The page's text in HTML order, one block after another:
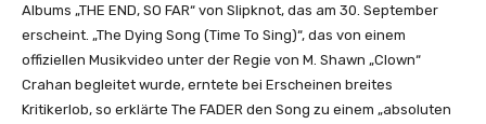
Albums „THE END, SO FAR“ von Slipknot, das am 30. September
erscheint. „The Dying Song (Time To Sing)“, das von einem
offiziellen Musikvideo unter der Regie von M. Shawn „Clown“
Crahan begleitet wurde, erntete bei Erscheinen breites
Kritikerlob, so erklärte The FADER den Song zu einem „absoluten